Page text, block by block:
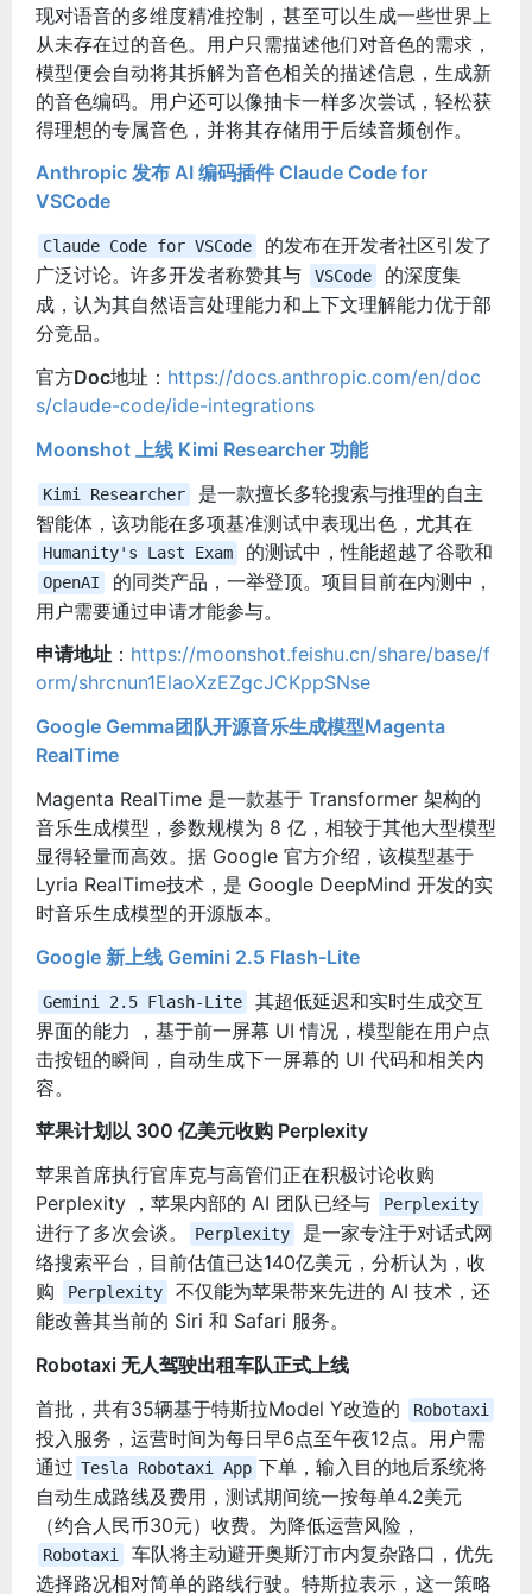
现对语音的多维度精准控制，甚至可以生成一些世界上
从未存在过的音色。 用户只需描述他们对音色的需求，
模型便会自动将其拆解为音色相关的描述信息，生成新
的音色编码。用户还可以像抽卡一样多次尝试，轻松获
得理想的专属音色，并将其存储用于后续音频创作。
Anthropic 发布 AI 编码插件 Claude Code for
VSCode
Claude Code for VSCode
的发布在开发者社区引发了
广泛讨论。许多开发者称赞其与
VSCode
的深度集
成，认为其自然语言处理能力和上下文理解能力优于部
分竞品。
官方Doc地址： https://docs.anthropic.com/en/doc
s/claude-code/ide-integrations
Moonshot 上线 Kimi Researcher 功能
Kimi Researcher
是一款擅长多轮搜索与推理的自主
智能体，该功能在多项基准测试中表现出色，尤其在
Humanity's Last Exam 的测试中，性能超越了谷歌和
OpenAI 的同类产品，一举登顶。 项目目前在内测中，
用户需要通过申请才能参与。
申请地址 ： https://moonshot.feishu.cn/share/base/f
orm/shrcnun1ElaoXzEZgcJCKppSNse
Google Gemma团队开源音乐生成模型Magenta
RealTime
Magenta RealTime 是一款基于 Transformer 架构的
音乐生成模型，参数规模为 8 亿，相较于其他大型模型
显得轻量而高效。据 Google 官方介绍，该模型基于
Lyria RealTime技术，是 Google DeepMind 开发的实
时音乐生成模型的开源版本。
Google 新上线 Gemini 2.5 Flash-Lite
Gemini 2.5 Flash-Lite
其超低延迟和实时生成交互
界面的能力 ，基于前一屏幕 UI 情况，模型能在用户点
击按钮的瞬间，自动生成下一屏幕的 UI 代码和相关内
容。
苹果计划以 300 亿美元收购 Perplexity
苹果首席执行官库克与高管们正在积极讨论收购
Perplexity ，苹果内部的 AI 团队已经与
Perplexity
进行了多次会谈。 Perplexity
是一家专注于对话式网
络搜索平台，目前估值已达140亿美元， 分析认为，收
购
Perplexity
不仅能为苹果带来先进的 AI 技术，还
能改善其当前的 Siri 和 Safari 服务。
Robotaxi 无人驾驶出租车队正式上线
首批，共有35辆基于特斯拉Model Y改造的
Robotaxi
投入服务，运营时间为每日早6点至午夜12点。用户需
通过 Tesla Robotaxi App 下单，输入目的地后系统将
自动生成路线及费用，测试期间统一按每单4.2美元
（约合人民币30元）收费。 为降低运营风险，
Robotaxi
车队将主动避开奥斯汀市内复杂路口，优先
选择路况相对简单的路线行驶。特斯拉表示，这一策略